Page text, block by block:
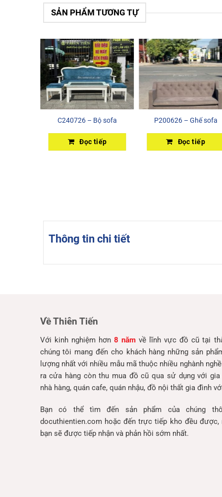
SẢN PHẨM TƯƠNG TỰ
C240726 – Bộ sofa
Đọc tiếp
P200626 – Ghế sofa
Đọc tiếp
Thông tin chi tiết
Về Thiên Tiến
Với kinh nghiệm hơn 8 nămvề lĩnh vực đồ cũ tại
chúng tôi mang đến cho khách hàng những sản
lượng nhất với nhiều mẫu mã thuộc nhiều nghành
ra cửa hàng còn thu mua đồ cũ qua sử dụng với gia
nhà hàng, quán cafe, quán nhậu, đồ nội thất gia đình
Bạn có thể tìm đến sản phẩm của chúng
docuthientien.com hoặc đến trực tiếp kho đều
bạn sẽ được tiếp nhận và phản hồi sớm nhất.